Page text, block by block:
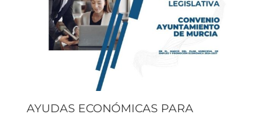
AYUDAS ECONÓMICAS PARA